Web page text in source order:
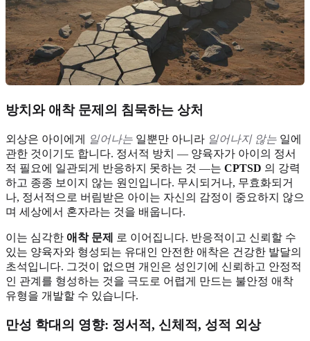
방치와 애착 문제의 침묵하는 상처
외상은 아이에게 일어나는 일뿐만 아니라 일어나지 않는 일에
관한 것이기도 합니다. 정서적 방치 — 양육자가 아이의 정서
적 필요에 일관되게 반응하지 못하는 것 —는 CPTSD 의 강력
하고 종종 보이지 않는 원인입니다. 무시되거나, 무효화되거
나, 정서적으로 버림받은 아이는 자신의 감정이 중요하지 않으
며 세상에서 혼자라는 것을 배웁니다.
이는 심각한 애착 문제
로 이어집니다. 반응적이고 신뢰할 수
있는 양육자와 형성되는 유대인 안전한 애착은 건강한 발달의
초석입니다. 그것이 없으면 개인은 성인기에 신뢰하고 안정적
인 관계를 형성하는 것을 극도로 어렵게 만드는 불안정 애착
유형을 개발할 수 있습니다.
만성 학대의 영향: 정서적, 신체적, 성적 외상